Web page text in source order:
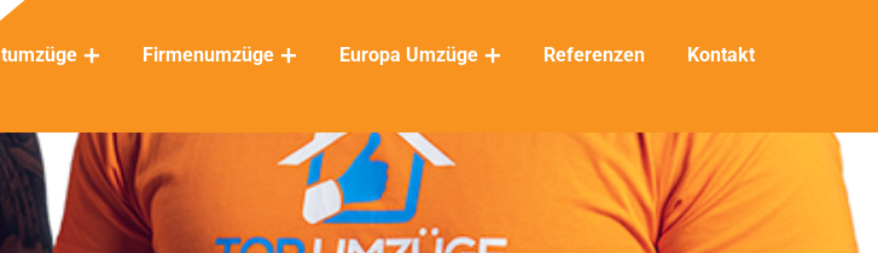
Firmenumzüge Europa Umzüge Referenzen Kontakt